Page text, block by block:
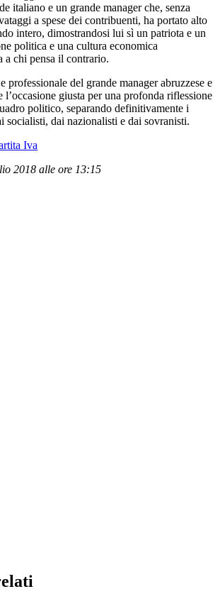
italiano e un grande manager che, senza
a spese dei contribuenti, ha portato alto
intero, dimostrandosi lui sì un patriota e un
politica e una cultura economica
a chi pensa il contrario.
professionale del grande manager abruzzese e
l’occasione giusta per una profonda riflessione
politico, separando definitivamente i
socialisti, dai nazionalisti e dai sovranisti.
Iva
2018 alle ore 13:15